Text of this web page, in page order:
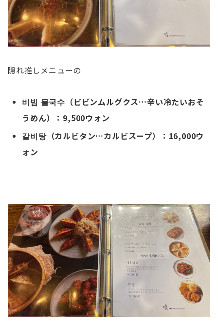
隠れ推しメニューの
비빔 물국수（ビビンムルグクス…辛い冷たいおそ
うめん）
： 9,500ウォン
갈비탕（カルビタン…カルビスープ）：16,000ウ
ォン